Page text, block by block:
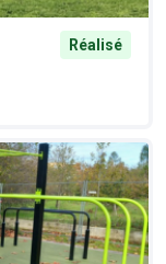
Réalisé